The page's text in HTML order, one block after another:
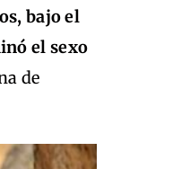
bajo el
el sexo
de